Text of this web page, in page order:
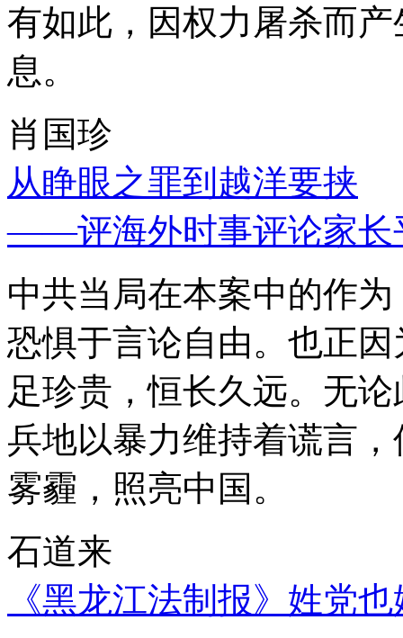
有如此，因权力屠杀而
息。
肖国珍
从睁眼之罪到越洋要挟
——评海外时事评论家长
中共当局在本案中的作
恐惧于言论自由。也正
足珍贵，恒长久远。无
兵地以暴力维持着谎言
雾霾，照亮中国。
石道来
《黑龙江法制报》姓党